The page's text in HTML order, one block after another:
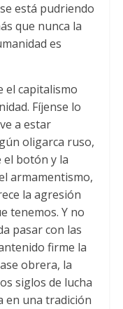
está pudriendo
que nunca la
es
el capitalismo
Fíjense lo
a estar
oligarca ruso,
botón y la
armamentismo,
la agresión
tenemos. Y no
pasar con las
firme la
obrera, la
siglos de lucha
en una tradición